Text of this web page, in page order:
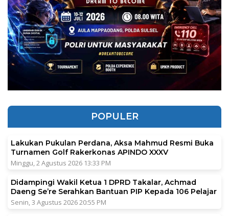
POPULER
Lakukan Pukulan Perdana, Aksa Mahmud Resmi Buka
Turnamen Golf Rakerkonas APINDO XXXV
Minggu, 2 Agustus 2026 13:33 PM
Didampingi Wakil Ketua 1 DPRD Takalar, Achmad
Daeng Se’re Serahkan Bantuan PIP Kepada 106 Pelajar
Senin, 3 Agustus 2026 20:55 PM